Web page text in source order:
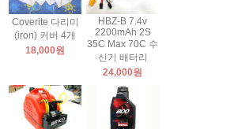
Coverite 다리미
(iron) 커버 4개
18,000원
HBZ-B 7.4v
2200mAh 2S
35C Max 70C 수
신기 배터리
24,000원